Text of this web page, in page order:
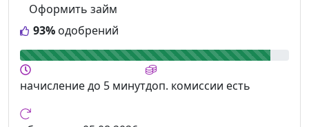
93% одобрений
Оформить займ
начислениедо 5 минутдоп. комиссии есть